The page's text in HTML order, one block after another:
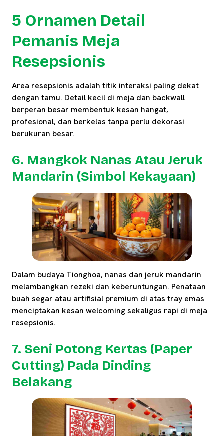
5 Ornamen Detail
Pemanis Meja
Resepsionis
Area resepsionis adalah titik interaksi paling dekat
dengan tamu. Detail kecil di meja dan backwall
berperan besar membentuk kesan hangat,
profesional, dan berkelas tanpa perlu dekorasi
berukuran besar.
6. Mangkok Nanas Atau Jeruk
Mandarin (Simbol Kekayaan)
Dalam budaya Tionghoa, nanas dan jeruk mandarin
melambangkan rezeki dan keberuntungan. Penataan
buah segar atau artifisial premium di atas tray emas
menciptakan kesan welcoming sekaligus rapi di meja
resepsionis.
7. Seni Potong Kertas (Paper
Cutting) Pada Dinding
Belakang